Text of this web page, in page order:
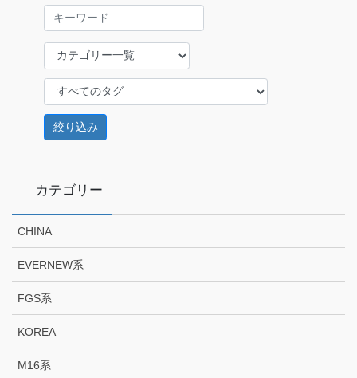
カテゴリー
CHINA
EVERNEW系
FGS系
KOREA
M16系